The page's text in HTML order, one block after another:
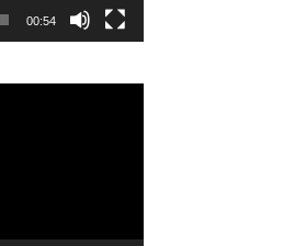
00:54